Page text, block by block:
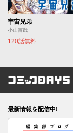
宇宙兄弟
小山宙哉
120話無料
コミック
最新情報を配信中!
編集部ブログ